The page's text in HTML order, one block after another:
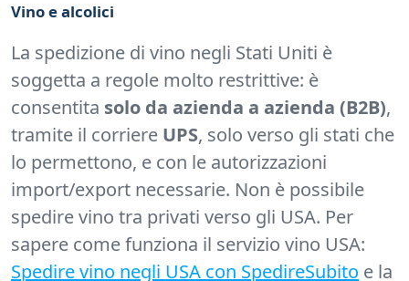
Vino e alcolici
La spedizione di vino negli Stati Uniti è
soggetta a regole molto restrittive: è
consentita solo da azienda a azienda (B2B),
tramite il corriere UPS, solo verso gli stati che
lo permettono, e con le autorizzazioni
import/export necessarie. Non è possibile
spedire vino tra privati verso gli USA. Per
sapere come funziona il servizio vino USA:
Spedire vino negli USA con SpedireSubito e la